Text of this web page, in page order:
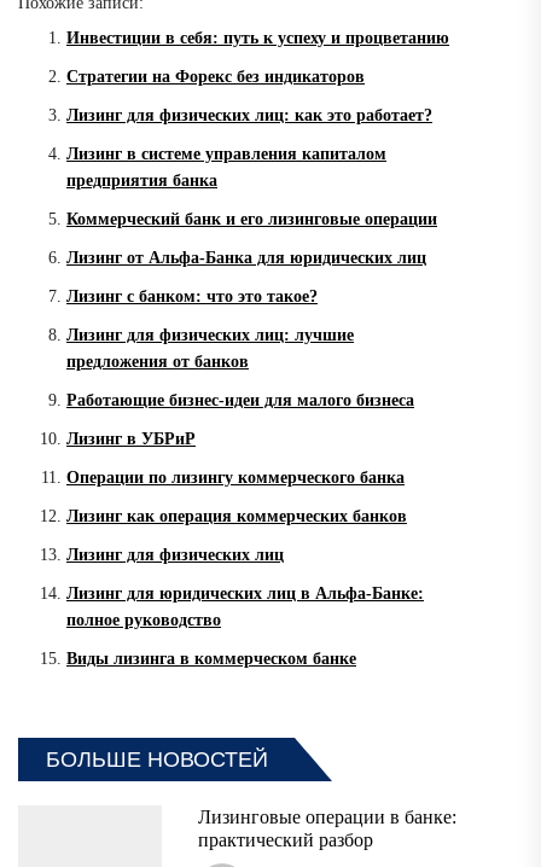
Инвестиции в себя: путь к успеху и процветанию
Стратегии на Форекс без индикаторов
Лизинг для физических лиц: как это работает?
Лизинг в системе управления капиталом
предприятия банка
Коммерческий банк и его лизинговые операции
Лизинг от Альфа-Банка для юридических лиц
Лизинг с банком: что это такое?
Лизинг для физических лиц: лучшие
предложения от банков
Работающие бизнес-идеи для малого бизнеса
Лизинг в УБРиР
Операции по лизингу коммерческого банка
Лизинг как операция коммерческих банков
Лизинг для физических лиц
Лизинг для юридических лиц в Альфа-Банке:
полное руководство
Виды лизинга в коммерческом банке
БОЛЬШЕ НОВОСТЕЙ
Лизинговые операции в банке:
практический разбор